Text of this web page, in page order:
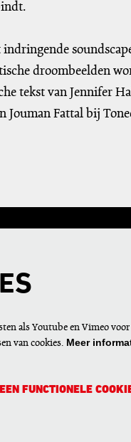
droombeelden
tekst van Jennifer
Jouman Fattal bij
als Youtube en Vimeo
van cookies. Meer
FUNCTIONELE